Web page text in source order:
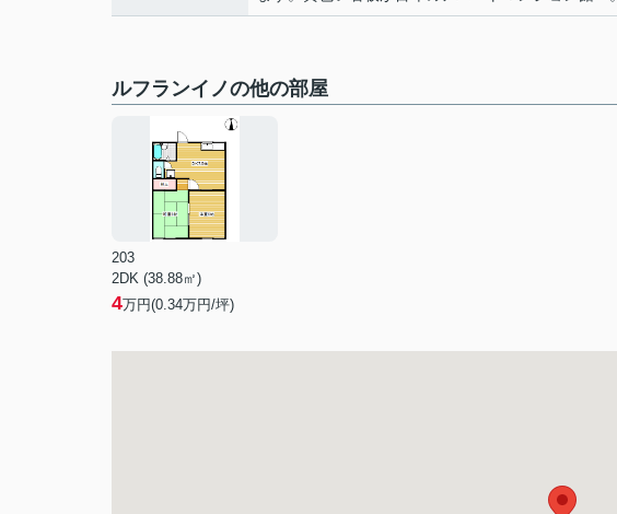
ルフランイノの他の部屋
203
2DK (38.88㎡)
4万円(0.34万円/坪)